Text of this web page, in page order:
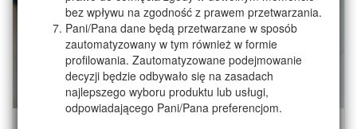
Torebka TONIA
bez wpływu na zgodność z prawem przetwarzania.
Pani/Pana dane będą przetwarzane w sposób
zautomatyzowany w tym również w formie
profilowania. Zautomatyzowane podejmowanie
decyzji będzie odbywało się na zasadach
najlepszego wyboru produktu lub usługi,
odpowiadającego Pani/Pana preferencjom.